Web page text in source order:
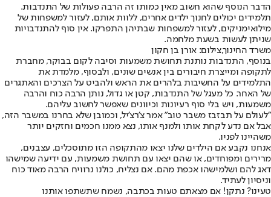
הדבר הנוסף שהוא חשוב מאין כמותו זה הרבה פעולות של התנדבות.
תלמידים יכולים לחנוך ילדים אחרים, ללוות אותם, לעזור למשפחות של
מילואימניקים, לעזור למשפחות שבתיהן התפרקו. אין סוף להתנדבויות
שניתן לעשות בשעת מלחמה.
משרד החינוך,צילום: אורן בן חקון
בנוסף, התנדבות נותנת תחושת משמעות וסיבה לקום בבוקר, מחברת
לתקופה ומייצרת חיבורים בין אנשים שונים, ולבסוף, מלמדת את
התלמידים על החשיבות בלהרים את הראש ולהביט על הצרכים והאתגרים
של האחר. כל מעגל של התנדבות, קטן או גדול, נותן הרבה כוח והרבה
משמעות, ויש בלי סוף רעיונות וכיוונים שאפשר לחשוב עליהם.
"לעולם על תבזבז משבר טוב" אמר צ'רצ'יל, וכמובן שלא בחרנו במשבר הזה,
אבל אם נדע לקחת אותו ולמנף אותו, נצא ממנו חכמים וחזקים יותר
משהיינו לפניו.
אנחנו נקבע אם הילדים שלנו יצאו מהתקופה הזו מתוסכלים, עצבנים,
מרירים ומפוחדים, או שהם יצאו עם תחושת משמעות, עם ידיעה שמישהו
דאג להם ושלמישהו אכפת מהם. אם נצליח, כולנו נרוויח הרבה מאוד כוח
וניסיון לעתיד.
טעינו? נתקן! אם מצאתם טעות בכתבה, נשמח שתשתפו אותנו